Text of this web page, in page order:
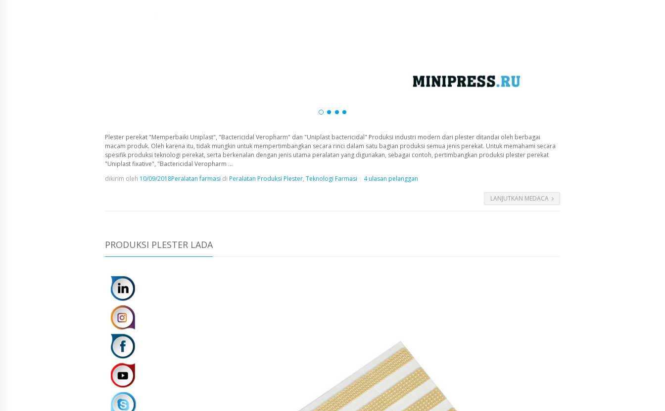
Plester perekat "Memperbaiki Uniplast", "Bactericidal Veropharm" dan "Uniplast bactericidal" Produksi industri modern dari plester ditandai oleh berbagai
macam produk. Oleh karena itu, tidak mungkin untuk mempertimbangkan secara rinci dalam satu bagian produksi semua jenis perekat. Untuk memahami secara
spesifik produksi teknologi perekat, serta berkenalan dengan jenis utama peralatan yang digunakan, sebagai contoh, pertimbangkan produksi plester perekat
"Uniplast fixative", "Bactericidal Veropharm ...
dikirim oleh 10/09/2018Peralatan farmasi di Peralatan Produksi Plester, Teknologi Farmasi 4 ulasan pelanggan
LANJUTKAN MEDACA
PRODUKSI PLESTER LADA